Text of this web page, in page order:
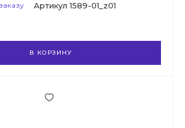
Артикул 1589-01_z01
В КОРЗИНУ